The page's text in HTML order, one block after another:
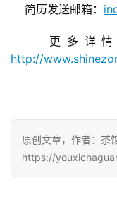
游
对
上
海
简历发送邮箱：
更多详
http://
原创文章，作者：茶
https://